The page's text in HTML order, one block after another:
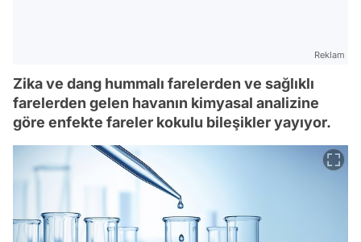
Reklam
Zika ve dang hummalı farelerden ve sağlıklı
farelerden gelen havanın kimyasal analizine
göre enfekte fareler kokulu bileşikler yayıyor.